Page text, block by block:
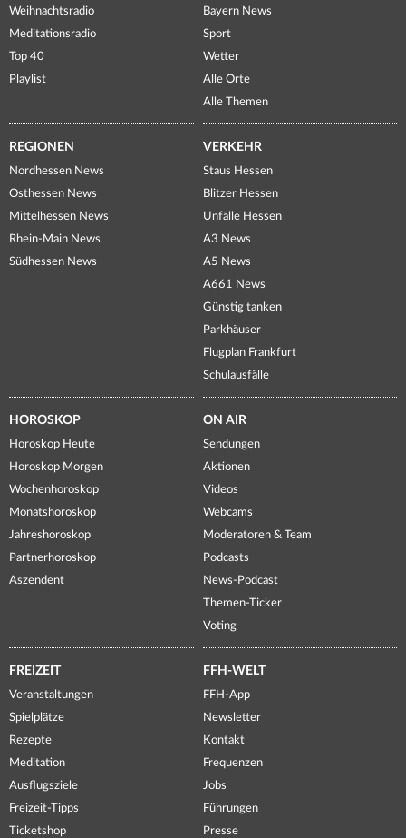
Weihnachtsradio
Meditationsradio
Top 40
Playlist
Bayern News
Sport
Wetter
Alle Orte
Alle Themen
REGIONEN
Nordhessen News
Osthessen News
Mittelhessen News
Rhein-Main News
Südhessen News
VERKEHR
Staus Hessen
Blitzer Hessen
Unfälle Hessen
A3 News
A5 News
A661 News
Günstig tanken
Parkhäuser
Flugplan Frankfurt
Schulausfälle
HOROSKOP
Horoskop Heute
Horoskop Morgen
Wochenhoroskop
Monatshoroskop
Jahreshoroskop
Partnerhoroskop
Aszendent
ON AIR
Sendungen
Aktionen
Videos
Webcams
Moderatoren & Team
Podcasts
News-Podcast
Themen-Ticker
Voting
FREIZEIT
Veranstaltungen
Spielplätze
Rezepte
Meditation
Ausflugsziele
Freizeit-Tipps
Ticketshop
FFH-WELT
FFH-App
Newsletter
Kontakt
Frequenzen
Jobs
Führungen
Presse